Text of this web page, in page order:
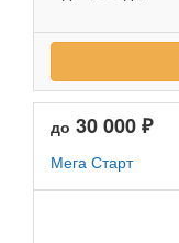
до 30 000 ₽
Мега Старт